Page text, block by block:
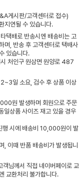
게시판/고객센터로 접수)
지연될 수 있습니다.
택배로 반송시엔 배송비는 고
며, 반송 후 고객센터로 택배사
있습니다.
처인구 원삼면 원양로 487
일 소요, 검수 후 상품 이상
원 발생하며 회원으로 주문
일상품 사이즈 재고 있을 경우
행 시에 배송비 10,000원이 발
, 이때 반품 배송비가 발생됩니
객님께서 직접 네이버페이로 교
교환처리 불가합니다.